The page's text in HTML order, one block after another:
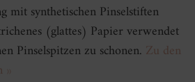
mit synthetischen Pinselstiften
(glattes) Papier verwendet
Pinselspitzen zu schonen. Zu den